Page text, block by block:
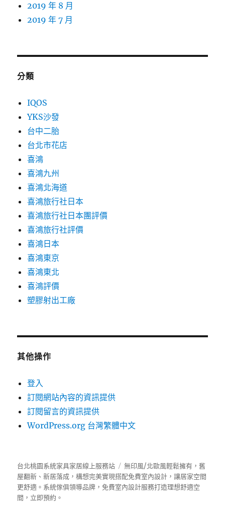
2019 年 8 月
2019 年 7 月
分類
IQOS
YKS沙發
台中二胎
台北市花店
喜鴻
喜鴻九州
喜鴻北海道
喜鴻旅行社日本
喜鴻旅行社日本團評價
喜鴻旅行社評價
喜鴻日本
喜鴻東京
喜鴻東北
喜鴻評價
塑膠射出工廠
其他操作
登入
訂閱網站內容的資訊提供
訂閱留言的資訊提供
WordPress.org 台灣繁體中文
台北桃園系統家具家居線上服務站
無印風/北歐風輕鬆擁有，舊
屋翻新、新居落成，構想完美實現搭配免費室內設計，讓居家空間
更舒適。 系統傢俱領導品牌，免費室內設計服務打造理想舒適空
間，立即預約。